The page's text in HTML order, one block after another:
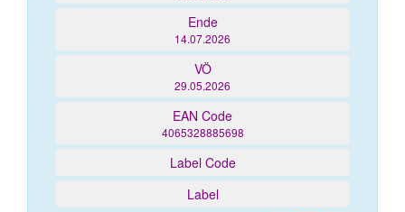
Ende
14.07.2026
VÖ
29.05.2026
EAN Code
4065328885698
Label Code
Label